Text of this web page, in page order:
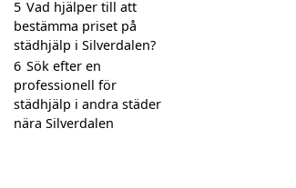
5 Vad hjälper till att
bestämma priset på
städhjälp i Silverdalen?
6 Sök efter en
professionell för
städhjälp i andra städer
nära Silverdalen